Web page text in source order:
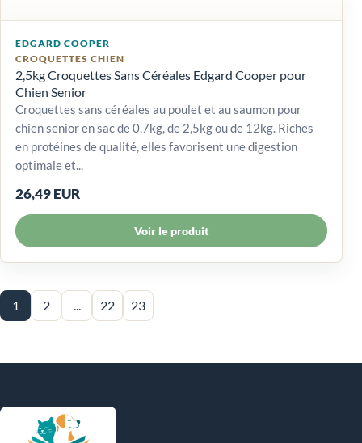
EDGARD COOPER
CROQUETTES CHIEN
2,5kg Croquettes Sans Céréales Edgard Cooper pour
Chien Senior
Croquettes sans céréales au poulet et au saumon pour
chien senior en sac de 0,7kg, de 2,5kg ou de 12kg. Riches
en protéines de qualité, elles favorisent une digestion
optimale et...
26,49 EUR
Voir le produit
1 2 ... 22 23